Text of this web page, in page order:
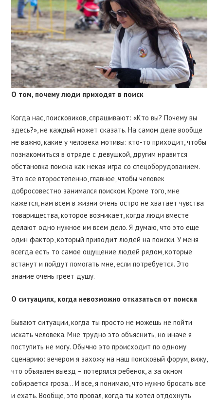
О том, почему люди приходят в поиск
Когда нас, поисковиков, спрашивают: «Кто вы? Почему вы
здесь?», не каждый может сказать. На самом деле вообще
не важно, какие у человека мотивы: кто-то приходит, чтобы
познакомиться в отряде с девушкой, другим нравится
обстановка поиска как некая игра со спецоборудованием.
Это все второстепенно, главное, чтобы человек
добросовестно занимался поиском. Кроме того, мне
кажется, нам всем в жизни очень остро не хватает чувства
товарищества, которое возникает, когда люди вместе
делают одно нужное им всем дело. Я думаю, что это еще
один фактор, который приводит людей на поиски. У меня
всегда есть то самое ощущение людей рядом, которые
встанут и пойдут помогать мне, если потребуется. Это
знание очень греет душу.
О ситуациях, когда невозможно отказаться от поиска
Бывают ситуации, когда ты просто не можешь не пойти
искать человека. Мне трудно это объяснить, но иначе я
поступить не могу. Обычно это происходит по одному
сценарию: вечером я захожу на наш поисковый форум, вижу,
что объявлен выезд – потерялся ребенок, а за окном
собирается гроза… И все, я понимаю, что нужно бросать все
и ехать. Вообще, это провал, когда ты хотел отдохнуть